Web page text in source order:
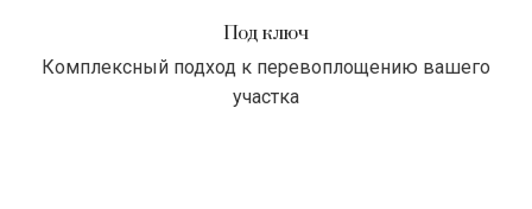
Под ключ
Комплексный подход к перевоплощению вашего
участка